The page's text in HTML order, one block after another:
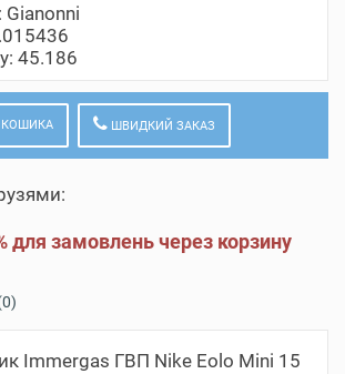
Gianonni
45.186
ШВИДКИЙ ЗАКАЗ
для замовлень через корзину
Immergas ГВП Nike Eolo Mini 15